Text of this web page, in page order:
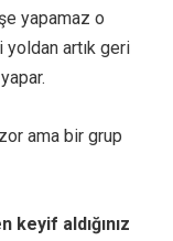
yapamaz o
artık geri
ama bir grup
aldığınız